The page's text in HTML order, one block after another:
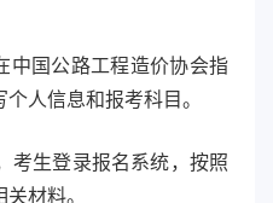
中国公路工程造价协会指
人信息和报考科目。
考生登录报名系统，按照
材料。